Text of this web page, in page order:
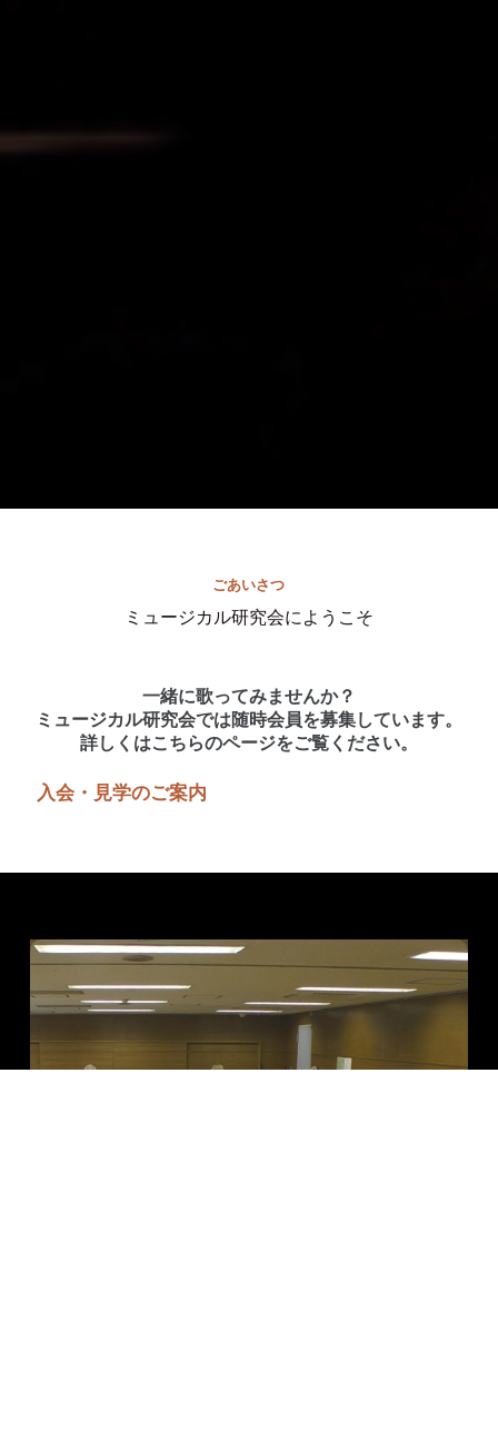
ごあいさつ
ミュージカル研究会にようこそ
一緒に歌ってみませんか？
ミュージカル研究会では随時会員を募集しています。
詳しくはこちらのページをご覧ください。
入会・見学のご案内